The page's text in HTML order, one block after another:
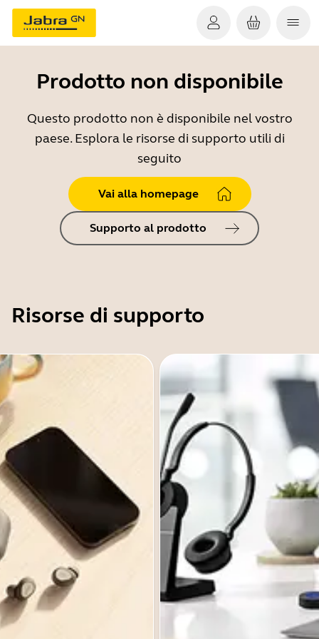
Prodotto non disponibile
Questo prodotto non è disponibile nel vostro
paese. Esplora le risorse di supporto utili di
seguito
Vai alla homepage
Supporto al prodotto
Risorse di supporto